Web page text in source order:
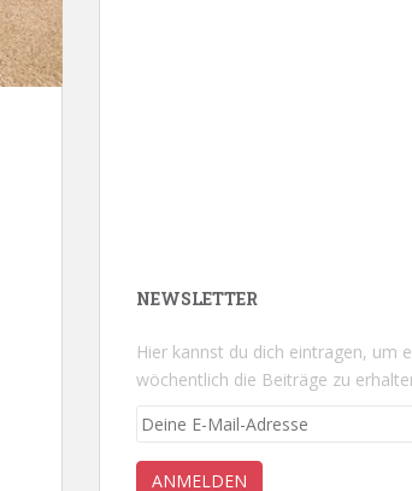
NEWSLETTER
Hier kannst du dich eintragen, um
wöchentlich die Beiträge zu